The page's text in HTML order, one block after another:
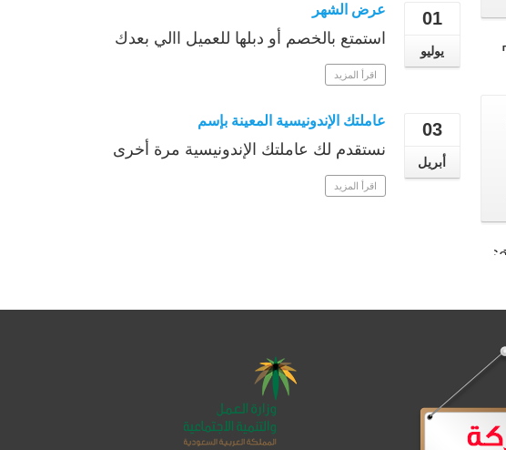
01
يوليو
عرض الشهر
استمتع بالخصم أو دبلها للعميل االي بعدك
اقرأ المزيد
03
أبريل
عاملتك الإندونيسية المعينة بإسم
نستقدم لك عاملتك الإندونيسية مرة أخرى
اقرأ المزيد